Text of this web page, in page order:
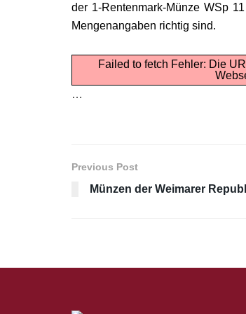
der 1-Rentenmark-Münze WSp
Mengenangaben richtig sind.
Failed to fetch Fehler: Die
…
Previous Post
Münzen der Weimarer